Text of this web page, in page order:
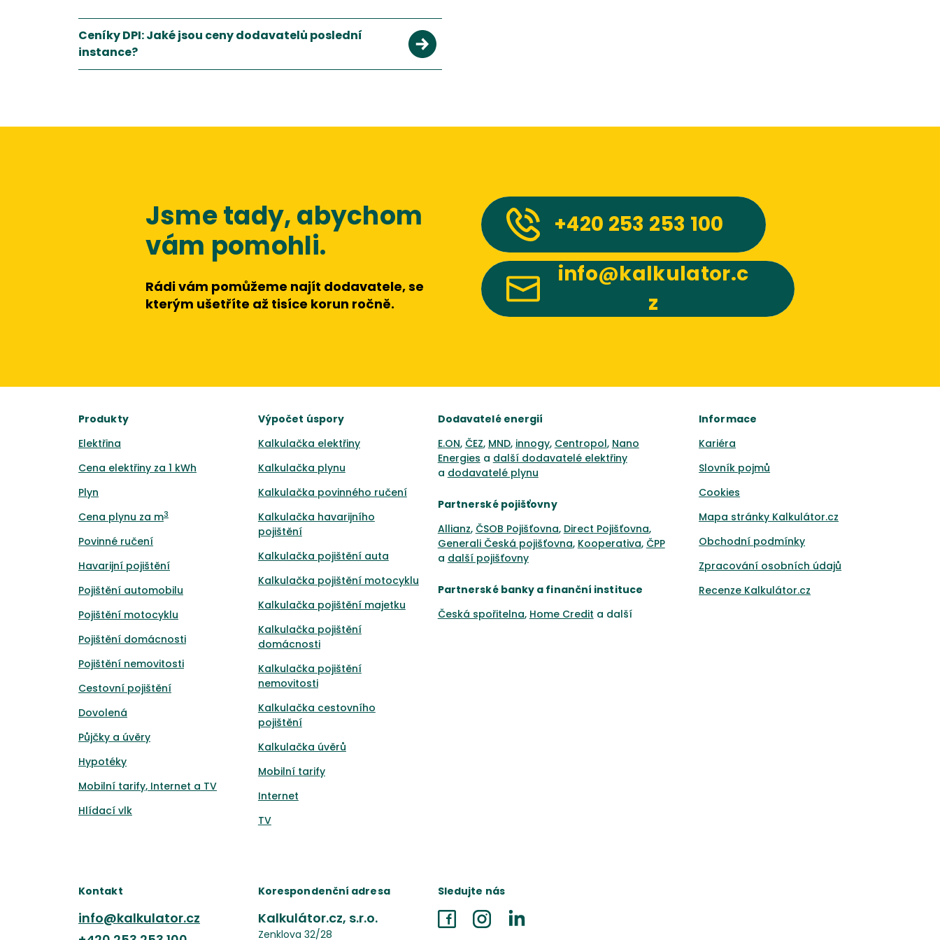
Ceníky DPI: Jaké jsou ceny dodavatelů poslední
instance?
Jsme tady, abychom
vám pomohli.
Rádi vám pomůžeme najít dodavatele, se
kterým ušetříte až tisíce korun ročně.
+420 253 253 100
info@kalkulator.c
z
Produkty
Elektřina
Cena elektřiny za 1 kWh
Plyn
Cena plynu za m3
Povinné ručení
Havarijní pojištění
Pojištění automobilu
Pojištění motocyklu
Pojištění domácnosti
Pojištění nemovitosti
Cestovní pojištění
Dovolená
Půjčky a úvěry
Hypotéky
Mobilní tarify, Internet a TV
Hlídací vlk
Výpočet úspory
Kalkulačka elektřiny
Kalkulačka plynu
Kalkulačka povinného ručení
Kalkulačka havarijního
pojištění
Kalkulačka pojištění auta
Kalkulačka pojištění motocyklu
Kalkulačka pojištění majetku
Kalkulačka pojištění
domácnosti
Kalkulačka pojištění
nemovitosti
Kalkulačka cestovního
pojištění
Kalkulačka úvěrů
Mobilní tarify
Internet
TV
Dodavatelé energií
E.ON, ČEZ, MND, innogy, Centropol, Nano
Energies a další dodavatelé elektřiny
a dodavatelé plynu
Partnerské pojišťovny
Allianz, ČSOB Pojišťovna, Direct Pojišťovna,
Generali Česká pojišťovna, Kooperativa, ČPP
a další pojišťovny
Partnerské banky a finanční instituce
Česká spořitelna, Home Credit a další
Informace
Kariéra
Slovník pojmů
Cookies
Mapa stránky Kalkulátor.cz
Obchodní podmínky
Zpracování osobních údajů
Recenze Kalkulátor.cz
Kontakt
info@kalkulator.cz
Korespondenční adresa
Kalkulátor.cz, s.r.o.
Zenklova 32/28
Sledujte nás
FacebookInstagramLinkedIn